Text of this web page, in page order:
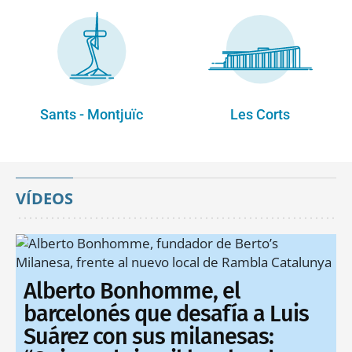
Sants - Montjuïc Les Corts
VÍDEOS
Alberto Bonhomme, el
barcelonés que desafía a Luis
Suárez con sus milanesas: